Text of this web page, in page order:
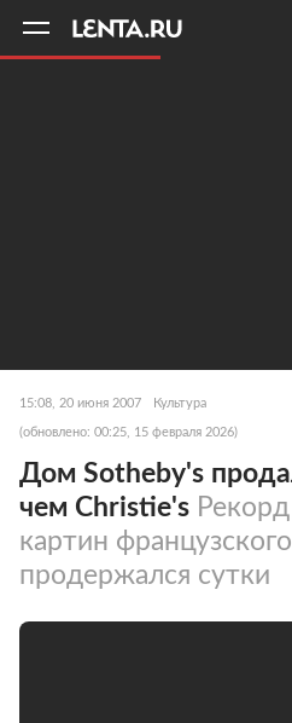
15:08, 20 июня 2007 Культура
(обновлено: 00:25, 15 февраля 2026)
Дом Sotheby's
чем Christie's
картин
продержался сутки